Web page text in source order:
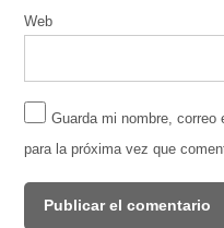
Web
Guarda mi nombre, correo
para la próxima vez que